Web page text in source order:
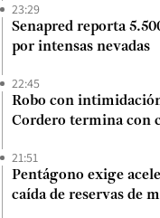
23:29
Senapred reporta
por intensas nevadas
22:45
Robo con
Cordero termina con
21:51
Pentágono exige
caída de reservas de